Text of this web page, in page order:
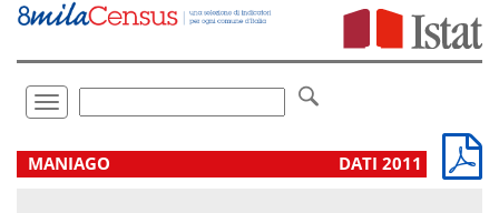
Vai
direttamente
Toggle
navigation
.
MANIAGO DATI 2011